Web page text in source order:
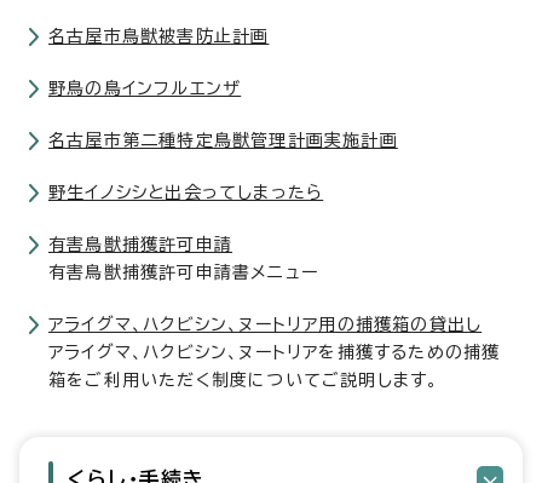
名古屋市鳥獣被害防止計画
野鳥の鳥インフルエンザ
名古屋市第二種特定鳥獣管理計画実施計画
野生イノシシと出会ってしまったら
有害鳥獣捕獲許可申請
有害鳥獣捕獲許可申請書メニュー
アライグマ、ハクビシン、ヌートリア用の捕獲箱の貸出し
アライグマ、ハクビシン、ヌートリアを捕獲するための捕獲
箱をご利用いただく制度についてご説明します。
くらし・手続き